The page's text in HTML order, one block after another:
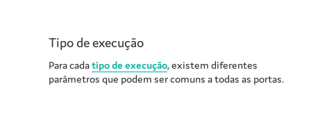
Tipo de execução
Para cadatipo de execução, existem diferentes
parâmetros que podem ser comuns a todas as portas.